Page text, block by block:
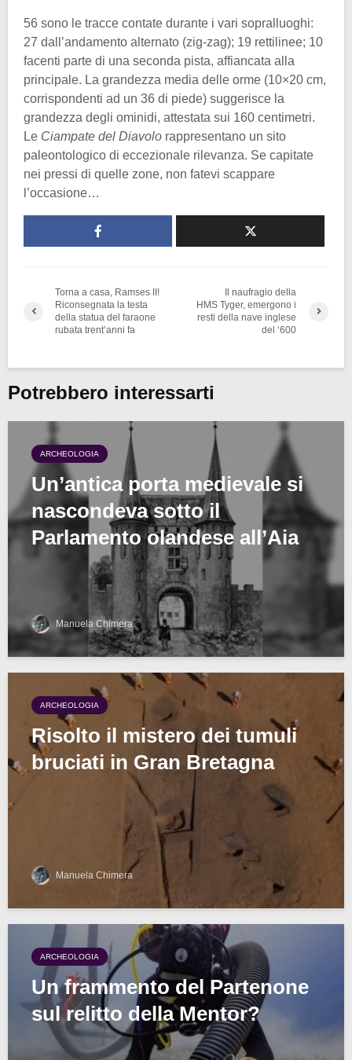
56 sono le tracce contate durante i vari sopralluoghi:
27 dall’andamento alternato (zig-zag); 19 rettilinee; 10
facenti parte di una seconda pista, affiancata alla
principale. La grandezza media delle orme (10×20 cm,
corrispondenti ad un 36 di piede) suggerisce la
grandezza degli ominidi, attestata sui 160 centimetri.
Le Ciampate del Diavolo rappresentano un sito
paleontologico di eccezionale rilevanza. Se capitate
nei pressi di quelle zone, non fatevi scappare
l’occasione…
Torna a casa, Ramses II!
Riconsegnata la testa
della statua del faraone
rubata trent’anni fa
Il naufragio della
HMS Tyger, emergono i
resti della nave inglese
del ‘600
Potrebbero interessarti
ARCHEOLOGIA
Un’antica porta medievale si
nascondeva sotto il
Parlamento olandese all’Aia
Manuela Chimera
ARCHEOLOGIA
Risolto il mistero dei tumuli
bruciati in Gran Bretagna
Manuela Chimera
ARCHEOLOGIA
Un frammento del Partenone
sul relitto della Mentor?